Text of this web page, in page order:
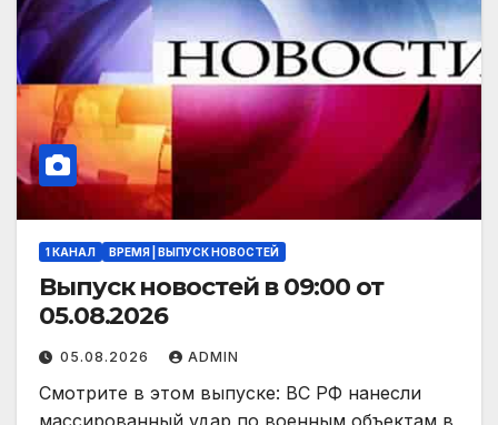
1 КАНАЛ ВРЕМЯ | ВЫПУСК НОВОСТЕЙ
Выпуск новостей в 09:00 от
05.08.2026
05.08.2026 ADMIN
Смотрите в этом выпуске: ВС РФ нанесли